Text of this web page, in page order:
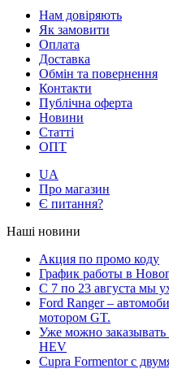
Нам довіряють
Як замовити
Оплата
Доставка
Обмін та повернення
Контакти
Публічна оферта
Новини
Статті
ОПТ
UA
Про магазин
Є питання?
Наші новини
Акция по промо коду
График работы в
С 7 по 23 августа мы
Ford Ranger –
мотором GT.
Уже можно
HEV
Cupra Formentor с